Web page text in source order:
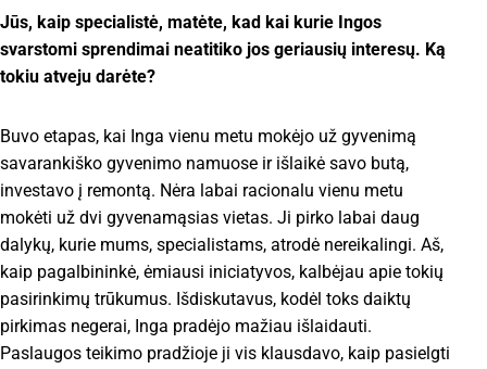
Jūs, kaip specialistė, matėte, kad kai kurie Ingos
svarstomi sprendimai neatitiko jos geriausių interesų. Ką
tokiu atveju darėte?
Buvo etapas, kai Inga vienu metu mokėjo už gyvenimą
savarankiško gyvenimo namuose ir išlaikė savo butą,
investavo į remontą. Nėra labai racionalu vienu metu
mokėti už dvi gyvenamąsias vietas. Ji pirko labai daug
dalykų, kurie mums, specialistams, atrodė nereikalingi. Aš,
kaip pagalbininkė, ėmiausi iniciatyvos, kalbėjau apie tokių
pasirinkimų trūkumus. Išdiskutavus, kodėl toks daiktų
pirkimas negerai, Inga pradėjo mažiau išlaidauti.
Paslaugos teikimo pradžioje ji vis klausdavo, kaip pasielgti